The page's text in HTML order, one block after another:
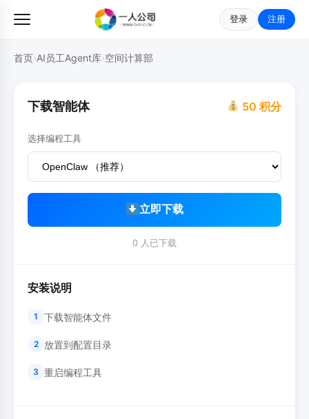
登录 注册
首页›AI员工Agent库›空间计算部
下载智能体 50 积分
选择编程工具
立即下载
0 人已下载
安装说明
1 下载智能体文件
2 放置到配置目录
3 重启编程工具